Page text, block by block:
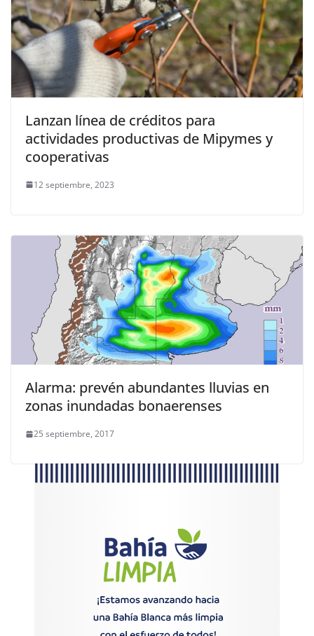
Lanzan línea de créditos para
actividades productivas de Mipymes y
cooperativas
12 septiembre, 2023
Alarma: prevén abundantes lluvias en
zonas inundadas bonaerenses
25 septiembre, 2017